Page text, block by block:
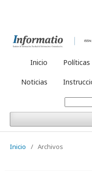
Inicio Políticas
Noticias
Inicio / Archivos